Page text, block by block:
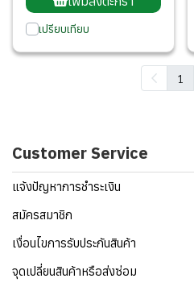
เปรียบเทียบ
1
Customer Service
แจ้งปัญหาการชำระเงิน
สมัครสมาชิก
เงื่อนไขการรับประกันสินค้า
จุดเปลี่ยนสินค้าหรือส่งซ่อม